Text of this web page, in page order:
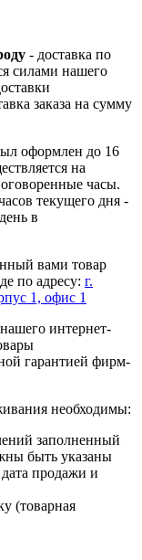
- доставка по
силами нашего
заказа на сумму
оформлен до 16
на
часы.
текущего дня -
в
вами товар
по адресу: г.
1, офис 1
интернет-
гарантией фирм-
необходимы:
заполненный
быть указаны
продажи и
(товарная